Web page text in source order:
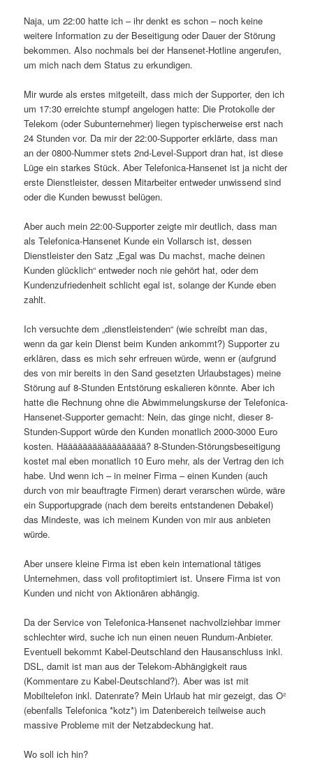
Naja, um 22:00 hatte ich – ihr denkt es schon – noch keine
weitere Information zu der Beseitigung oder Dauer der Störung
bekommen. Also nochmals bei der Hansenet-Hotline angerufen,
um mich nach dem Status zu erkundigen.
Mir wurde als erstes mitgeteilt, dass mich der Supporter, den ich
um 17:30 erreichte stumpf angelogen hatte: Die Protokolle der
Telekom (oder Subunternehmer) liegen typischerweise erst nach
24 Stunden vor. Da mir der 22:00-Supporter erklärte, dass man
an der 0800-Nummer stets 2nd-Level-Support dran hat, ist diese
Lüge ein starkes Stück. Aber Telefonica-Hansenet ist ja nicht der
erste Dienstleister, dessen Mitarbeiter entweder unwissend sind
oder die Kunden bewusst belügen.
Aber auch mein 22:00-Supporter zeigte mir deutlich, dass man
als Telefonica-Hansenet Kunde ein Vollarsch ist, dessen
Dienstleister den Satz „Egal was Du machst, mache deinen
Kunden glücklich“ entweder noch nie gehört hat, oder dem
Kundenzufriedenheit schlicht egal ist, solange der Kunde eben
zahlt.
Ich versuchte dem „dienstleistenden“ (wie schreibt man das,
wenn da gar kein Dienst beim Kunden ankommt?) Supporter zu
erklären, dass es mich sehr erfreuen würde, wenn er (aufgrund
des von mir bereits in den Sand gesetzten Urlaubstages) meine
Störung auf 8-Stunden Entstörung eskalieren könnte. Aber ich
hatte die Rechnung ohne die Abwimmelungskurse der Telefonica-
Hansenet-Supporter gemacht: Nein, das ginge nicht, dieser 8-
Stunden-Support würde den Kunden monatlich 2000-3000 Euro
kosten. Häääääääääääääääää? 8-Stunden-Störungsbeseitigung
kostet mal eben monatlich 10 Euro mehr, als der Vertrag den ich
habe. Und wenn ich – in meiner Firma – einen Kunden (auch
durch von mir beauftragte Firmen) derart verarschen würde, wäre
ein Supportupgrade (nach dem bereits entstandenen Debakel)
das Mindeste, was ich meinem Kunden von mir aus anbieten
würde.
Aber unsere kleine Firma ist eben kein international tätiges
Unternehmen, dass voll profitoptimiert ist. Unsere Firma ist von
Kunden und nicht von Aktionären abhängig.
Da der Service von Telefonica-Hansenet nachvollziehbar immer
schlechter wird, suche ich nun einen neuen Rundum-Anbieter.
Eventuell bekommt Kabel-Deutschland den Hausanschluss inkl.
DSL, damit ist man aus der Telekom-Abhängigkeit raus
(Kommentare zu Kabel-Deutschland?). Aber was ist mit
Mobiltelefon inkl. Datenrate? Mein Urlaub hat mir gezeigt, das O²
(ebenfalls Telefonica *kotz*) im Datenbereich teilweise auch
massive Probleme mit der Netzabdeckung hat.
Wo soll ich hin?